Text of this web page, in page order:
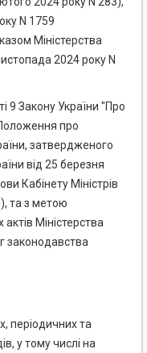
N 1759
Міністерства
2024 року N
9 Закону України "Про
про
затвердженого
від 25 березня
Кабінету Міністрів
та з метою
Міністерства
законодавства
періодичних та
у тому числі на